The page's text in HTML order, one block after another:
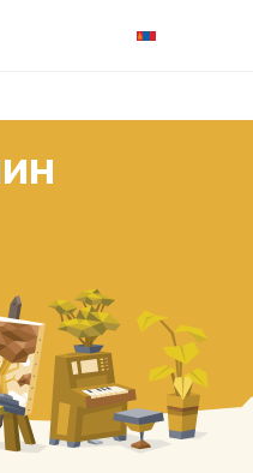
руу алгасахМонгол